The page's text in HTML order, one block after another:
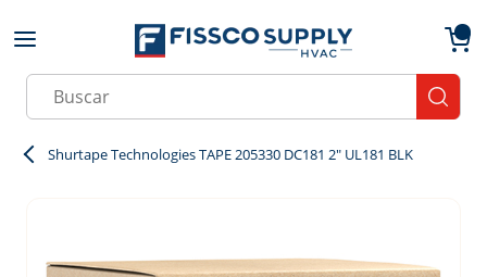
Skip to main content
Site Search
Shurtape Technologies TAPE 205330 DC181 2" UL181 BLK